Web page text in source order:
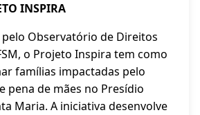
INSPIRA
pelo Observatório de Direitos
o Projeto Inspira tem como
famílias impactadas pelo
pena de mães no Presídio
Maria. A iniciativa desenvolve